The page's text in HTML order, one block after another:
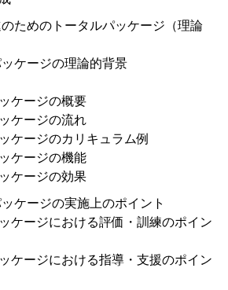
ためのトータルパッケージ（理論
ケージの理論的背景
ケージの概要
ケージの流れ
ケージのカリキュラム例
ケージの機能
ケージの効果
ケージの実施上のポイント
ケージにおける評価・訓練のポイン
ケージにおける指導・支援のポイン